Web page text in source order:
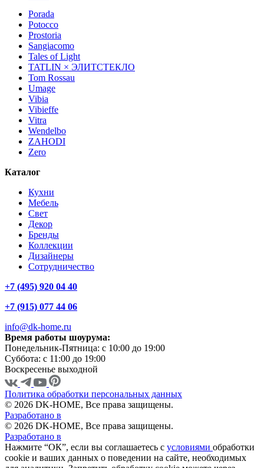
Porada
Potocco
Prostoria
Sangiacomo
Tales of Light
TATLIN × ЭЛИТСТЕКЛО
Tom Rossau
Umage
Vibia
Vibieffe
Vitra
Wendelbo
ZAHODI
Zero
Каталог
Кухни
Мебель
Свет
Декор
Бренды
Коллекции
Дизайнеры
Сотрудничество
+7 (495) 920 04 40
+7 (915) 077 44 06
info@dk-home.ru
Время работы шоурума:
Понедельник-Пятница: c 10:00 до 19:00
Суббота: c 11:00 до 19:00
Воскресенье выходной
Политика обработки персональных данных
© 2026 DK-HOME, Все права защищены.
Разработано в
© 2026 DK-HOME, Все права защищены.
Разработано в
Нажмите “ОК”, если вы соглашаетесь с условиями обработки
cookie и ваших данных о поведении на сайте, необходимых